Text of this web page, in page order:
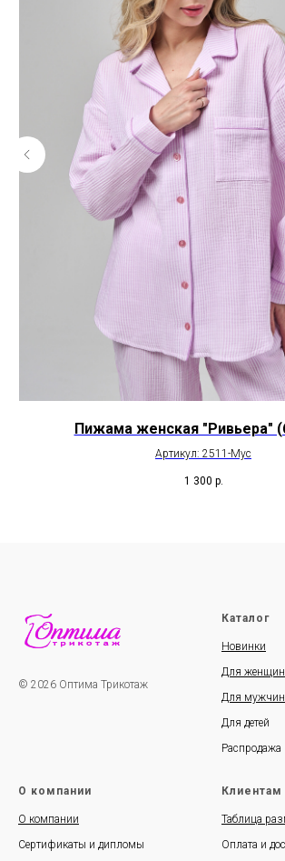
Пижама женская "Ривьера"
Артикул: 2511-Мус
1 300 р.
© 2026 Оптима Трикотаж
Каталог
Новинки
Для женщин
Для мужчин
Для детей
Распродажа
О компании
О компании
Сертификаты и дипломы
Клиентам
Таблица
Оплата и